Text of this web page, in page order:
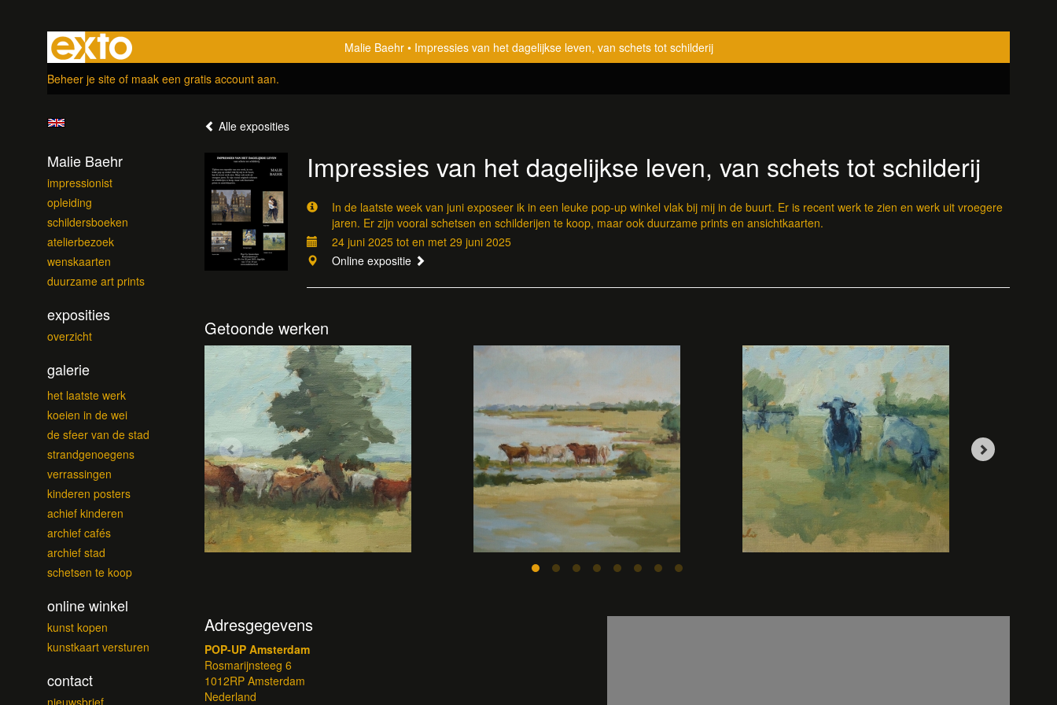
Malie Baehr
Impressies van het dagelijkse leven, van schets tot schilderij
Beheer je site of maak een gratis account aan.
Alle exposities
Impressies van het dagelijkse leven, van schets tot schilderij
In de laatste week van juni exposeer ik in een leuke pop-up winkel vlak bij mij in de buurt. Er is recent werk te zien en werk uit vroegere
jaren. Er zijn vooral schetsen en schilderijen te koop, maar ook duurzame prints en ansichtkaarten.
24 juni 2025 tot en met 29 juni 2025
Online expositie
Getoonde werken
Adresgegevens
POP-UP Amsterdam
Rosmarijnsteeg 6
1012RP Amsterdam
Nederland
Malie Baehr
impressionist
opleiding
schildersboeken
atelierbezoek
wenskaarten
duurzame art prints
exposities
overzicht
galerie
het laatste werk
koeien in de wei
de sfeer van de stad
strandgenoegens
verrassingen
kinderen posters
achief kinderen
archief cafés
archief stad
schetsen te koop
online winkel
kunst kopen
kunstkaart versturen
contact
nieuwsbrief